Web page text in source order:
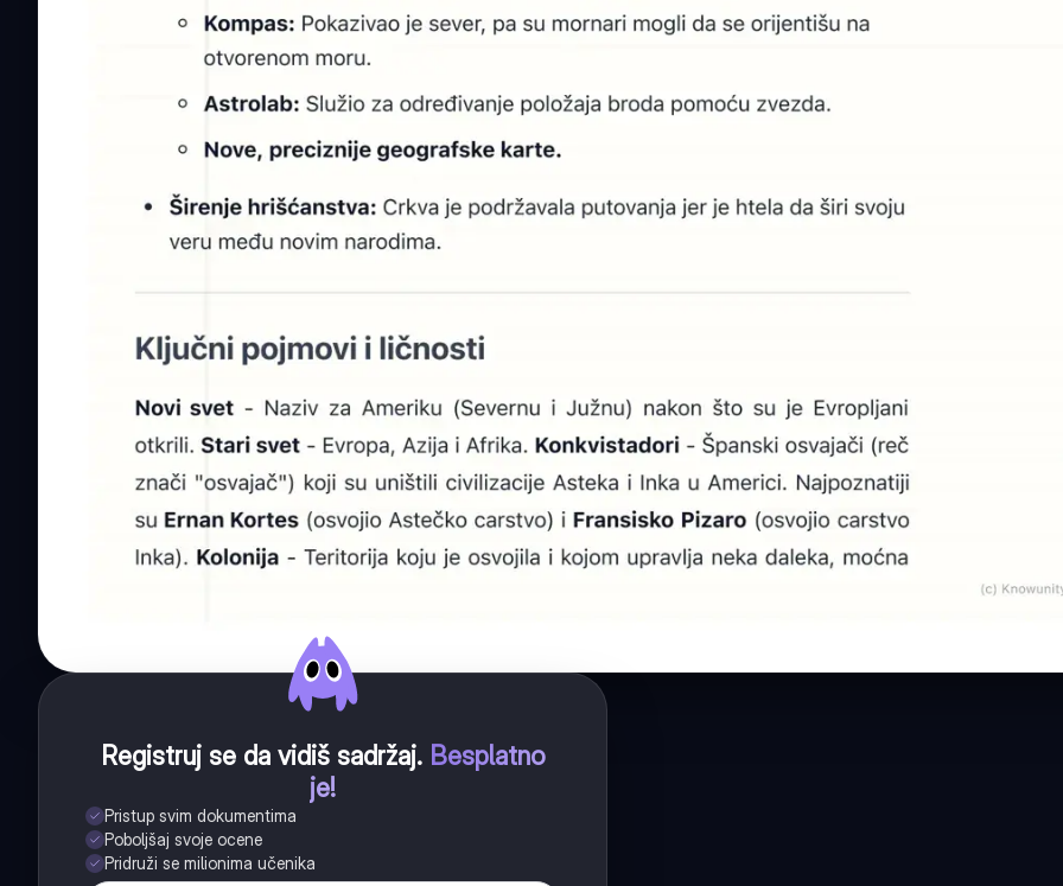
Registruj se da vidiš sadržaj. Besplatno
je!
Pristup svim dokumentima
Poboljšaj svoje ocene
Pridruži se milionima učenika